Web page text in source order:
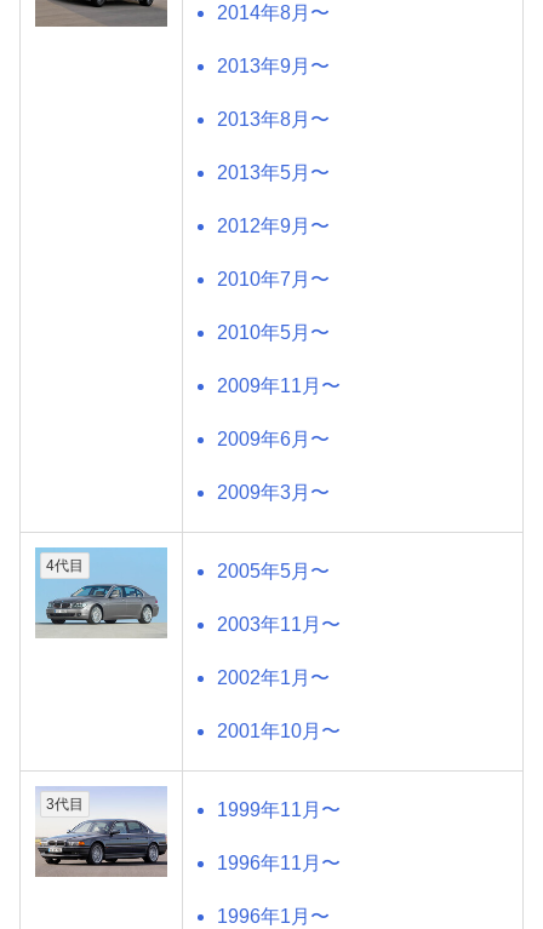
2014年8月〜
2013年9月〜
2013年8月〜
2013年5月〜
2012年9月〜
2010年7月〜
2010年5月〜
2009年11月〜
2009年6月〜
2009年3月〜
4代目 2005年5月〜
2003年11月〜
2002年1月〜
2001年10月〜
3代目 1999年11月〜
1996年11月〜
1996年1月〜